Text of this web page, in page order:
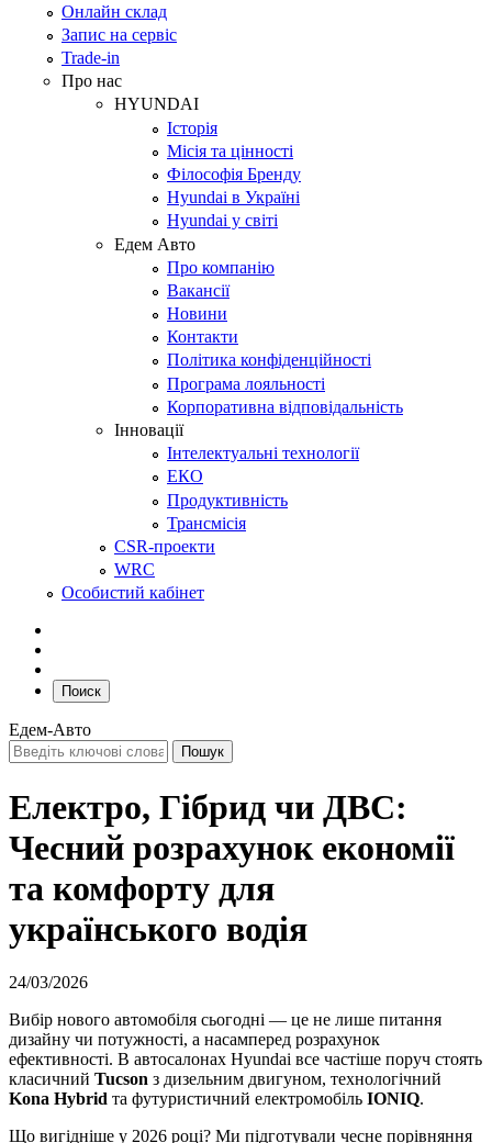
Онлайн склад
Запис на сервіс
Trade-in
Про нас
HYUNDAI
Історія
Місія та цінності
Філософія Бренду
Hyundai в Україні
Hyundai у світі
Едем Авто
Про компанію
Вакансії
Новини
Контакти
Політика конфіденційності
Програма лояльності
Корпоративна відповідальність
Інновації
Інтелектуальні технології
ЕКО
Продуктивність
Трансмісія
CSR-проекти
WRC
Особистий кабінет
Поиск
Едем-Авто
Електро, Гібрид чи ДВС:
Чесний розрахунок економії
та комфорту для
українського водія
24/03/2026
Вибір нового автомобіля сьогодні — це не лише питання
дизайну чи потужності, а насамперед розрахунок
ефективності. В автосалонах Hyundai все частіше поруч стоять
класичний Tucson з дизельним двигуном, технологічний
Kona Hybrid та футуристичний електромобіль IONIQ.
Що вигідніше у 2026 році? Ми підготували чесне порівняння